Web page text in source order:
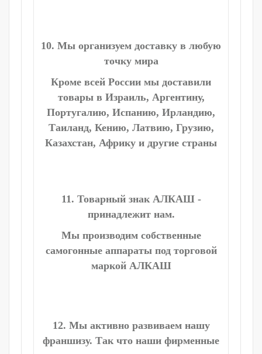
10. Мы организуем доставку в любую
точку мира
Кроме всей России мы доставили
товары в Израиль, Аргентину,
Португалию, Испанию, Ирландию,
Таиланд, Кению, Латвию, Грузию,
Казахстан, Африку и другие страны
11. Товарный знак АЛКАШ -
принадлежит нам.
Мы производим собственные
самогонные аппараты под торговой
маркой АЛКАШ
12. Мы активно развиваем нашу
франшизу. Так что наши фирменные